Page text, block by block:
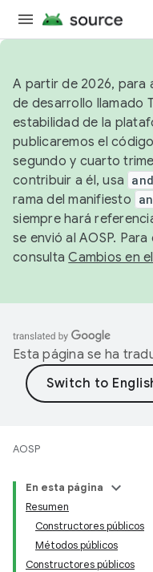
A partir de 2026, para
de desarrollo llamado
estabilidad de la
publicaremos el
segundo y cuarto
contribuir a él, usa
rama del manifiesto
siempre hará
se envió al AOSP.
consultaCambios en
Esta página se ha
AOSP
En esta página
Resumen
Constructores públicos
Métodos públicos
Constructores públicos